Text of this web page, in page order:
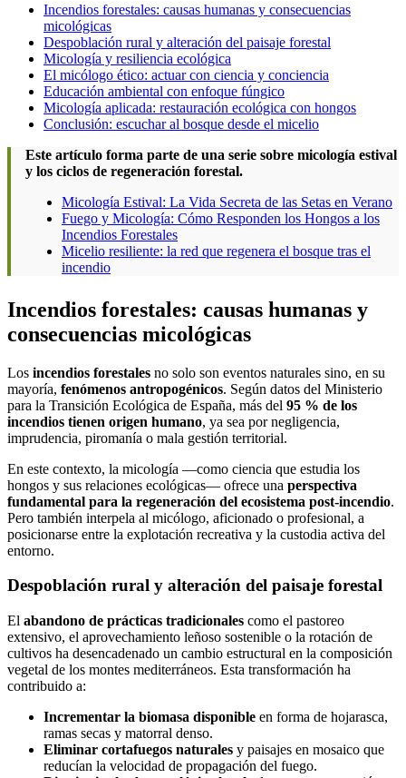
Incendios forestales: causas humanas y consecuencias
micológicas
Despoblación rural y alteración del paisaje forestal
Micología y resiliencia ecológica
El micólogo ético: actuar con ciencia y conciencia
Educación ambiental con enfoque fúngico
Micología aplicada: restauración ecológica con hongos
Conclusión: escuchar al bosque desde el micelio
Este artículo forma parte de una serie sobre micología estival
y los ciclos de regeneración forestal.
Micología Estival: La Vida Secreta de las Setas en Verano
Fuego y Micología: Cómo Responden los Hongos a los
Incendios Forestales
Micelio resiliente: la red que regenera el bosque tras el
incendio
Incendios forestales: causas humanas y
consecuencias micológicas
Los incendios forestales no solo son eventos naturales sino, en su
mayoría, fenómenos antropogénicos. Según datos del Ministerio
para la Transición Ecológica de España, más del 95 % de los
incendios tienen origen humano, ya sea por negligencia,
imprudencia, piromanía o mala gestión territorial.
En este contexto, la micología —como ciencia que estudia los
hongos y sus relaciones ecológicas— ofrece una perspectiva
fundamental para la regeneración del ecosistema post-incendio.
Pero también interpela al micólogo, aficionado o profesional, a
posicionarse entre la explotación recreativa y la custodia activa del
entorno.
Despoblación rural y alteración del paisaje forestal
El abandono de prácticas tradicionales como el pastoreo
extensivo, el aprovechamiento leñoso sostenible o la rotación de
cultivos ha desencadenado un cambio estructural en la composición
vegetal de los montes mediterráneos. Esta transformación ha
contribuido a:
Incrementar la biomasa disponible en forma de hojarasca,
ramas secas y matorral denso.
Eliminar cortafuegos naturales y paisajes en mosaico que
reducían la velocidad de propagación del fuego.